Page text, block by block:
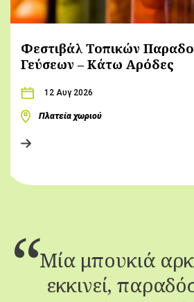
Φεστιβάλ Τοπικών
Γεύσεων – Κάτω Αρόδες
12 Αυγ 2026
Πλατεία χωριού
Μία μπουκιά
εκκινεί,